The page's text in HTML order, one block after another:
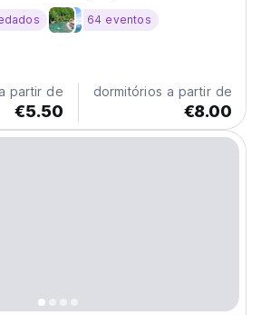
minutes from Shkodër’s center,
hostel with a big heart. Here,
64 eventos
partir de
€5.50
dormitórios a partir de
€8.00